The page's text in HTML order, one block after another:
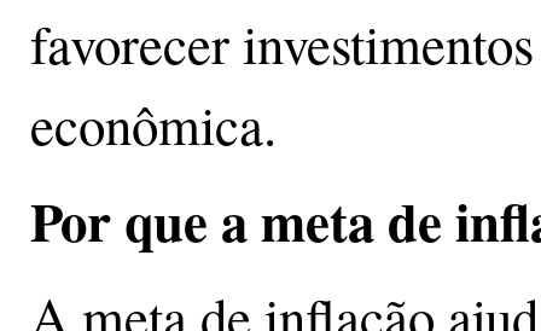
favorecer
econômica.
Por que a meta de
A meta de inflação